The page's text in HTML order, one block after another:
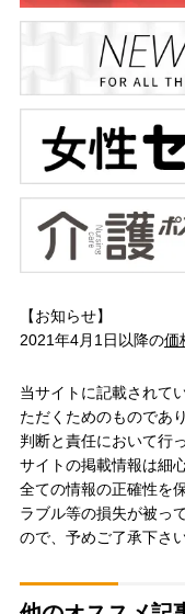
【お知らせ】
2021年4月1日以降の価
当サイトに記載されて
ただくためのものであ
判断と責任において行
サイトの掲載情報は細
全ての情報の正確性を
ラブル等の損失が被っ
ので、予めご了承下さい